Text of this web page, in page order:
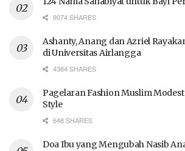
9074 SHARES
Ashanty, Anang dan Azriel
di Universitas Airlangga
4384 SHARES
Pagelaran Fashion Muslim
Style
648 SHARES
Doa Ibu yang Mengubah Nasib